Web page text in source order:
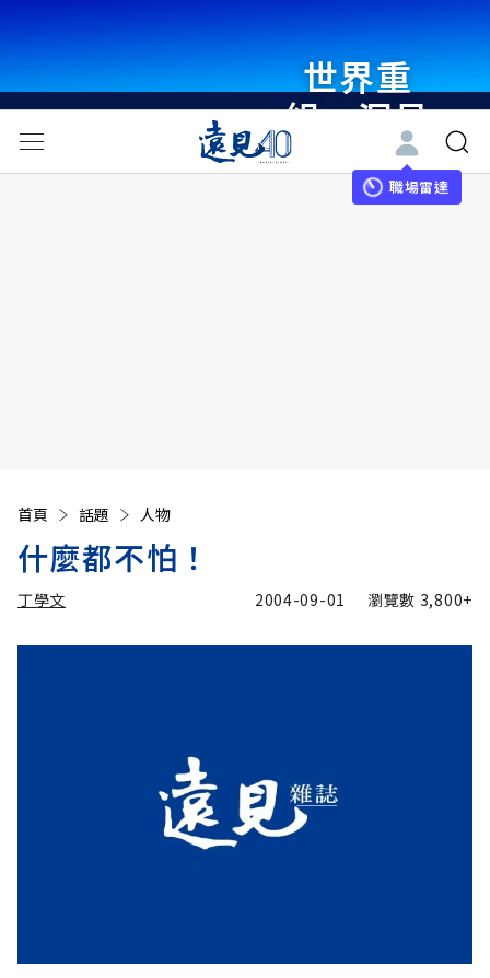
世界重
組・洞見
未來 與
世界領袖
職場雷達
首頁 話題 人物
什麼都不怕！
丁學文 2004-09-01 瀏覽數 3,800+